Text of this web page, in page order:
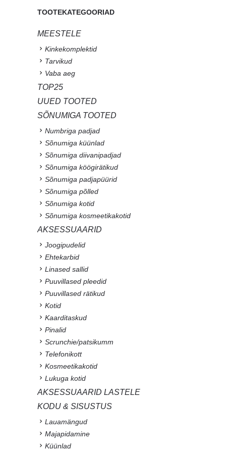
TOOTEKATEGOORIAD
MEESTELE
Kinkekomplektid
Tarvikud
Vaba aeg
TOP25
UUED TOOTED
SÕNUMIGA TOOTED
Numbriga padjad
Sõnumiga küünlad
Sõnumiga diivanipadjad
Sõnumiga köögirätikud
Sõnumiga padjapüürid
Sõnumiga põlled
Sõnumiga kotid
Sõnumiga kosmeetikakotid
AKSESSUAARID
Joogipudelid
Ehtekarbid
Linased sallid
Puuvillased pleedid
Puuvillased rätikud
Kotid
Kaarditaskud
Pinalid
Scrunchie/patsikumm
Telefonikott
Kosmeetikakotid
Lukuga kotid
AKSESSUAARID LASTELE
KODU & SISUSTUS
Lauamängud
Majapidamine
Küünlad